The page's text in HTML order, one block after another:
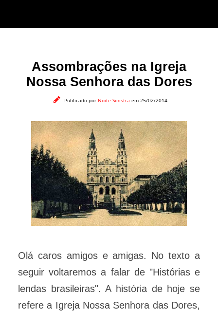
Assombrações na Igreja
Nossa Senhora das Dores
Publicado por Noite Sinistra em 25/02/2014
Olá caros amigos e amigas. No texto a
seguir voltaremos a falar de "Histórias e
lendas brasileiras". A história de hoje se
refere a Igreja Nossa Senhora das Dores,